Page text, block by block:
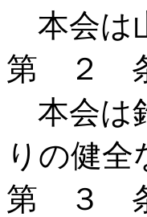
本会は
第 ２
本会は
りの健全
第 ３